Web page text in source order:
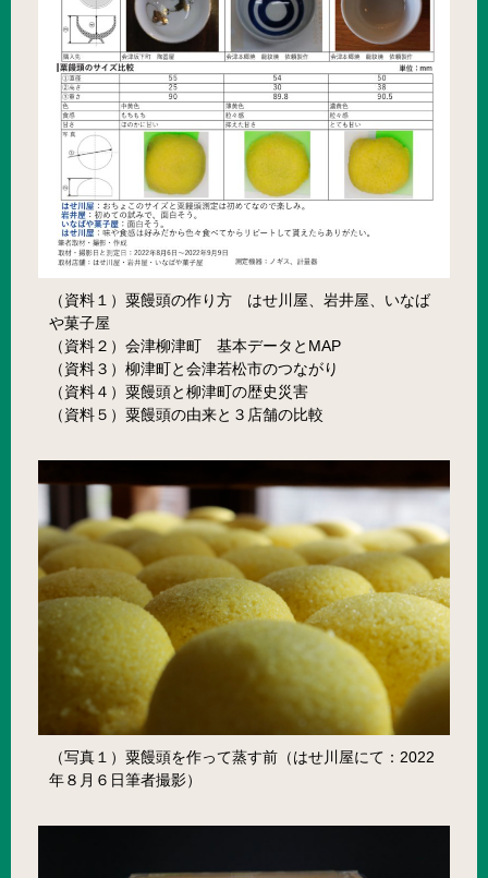
（資料１）粟饅頭の作り方 はせ川屋、岩井屋、いなば
や菓子屋
（資料２）会津柳津町 基本データとMAP
（資料３）柳津町と会津若松市のつながり
（資料４）粟饅頭と柳津町の歴史災害
（資料５）粟饅頭の由来と３店舗の比較
（写真１）粟饅頭を作って蒸す前（はせ川屋にて：2022
年８月６日筆者撮影）